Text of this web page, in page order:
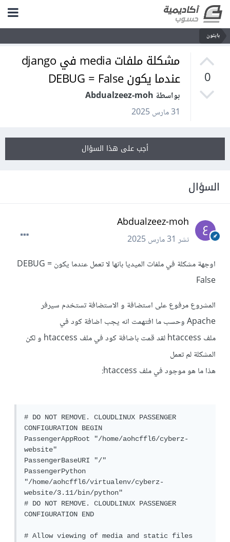
بايثون
0
مشكلة ملفات media في django
عندما يكون DEBUG = False
بواسطة Abdualzeez-moh
31 مارس 2025
أجب على هذا السؤال
السؤال
Abdualzeez-moh
نشر31 مارس 2025
اوجهة مشكلة في ملفات الميديا بانها لا تعمل عندما يكون DEBUG =
False
المشروع مرفوع على استضافة و الاستضافة تستخدم سيرفر
Apache وحسب ما افتهمت انه يجب اضافة كود في
ملف htaccess لقد قمت باضافة كود في ملف htaccess و لكن
المشكلة لم تعمل
هذا ما هو موجود في ملف htaccess:
# DO NOT REMOVE. CLOUDLINUX PASSENGER
CONFIGURATION BEGIN
PassengerAppRoot "/home/aohcffl6/cyberz-
website"
PassengerBaseURI "/"
PassengerPython
"/home/aohcffl6/virtualenv/cyberz-
website/3.11/bin/python"
# DO NOT REMOVE. CLOUDLINUX PASSENGER
CONFIGURATION END
# Allow viewing of media and static files